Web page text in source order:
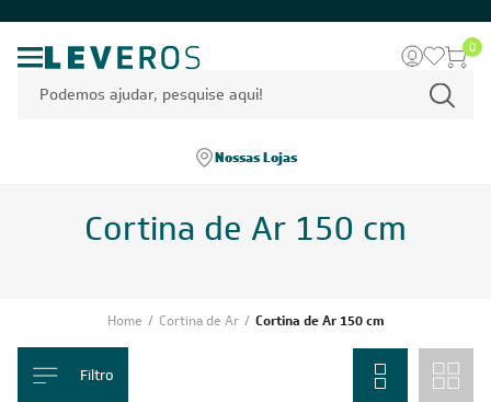
0
Nossas Lojas
Cortina de Ar 150 cm
Home / Cortina de Ar / Cortina de Ar 150 cm
Filtro